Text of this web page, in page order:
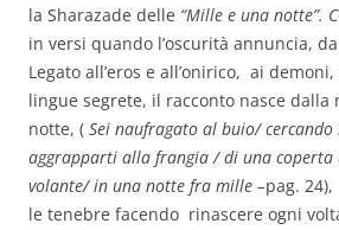
la Sharazade delle “Mille e una notte”. C
in versi quando l’oscurità annuncia,
Legato all’eros e all’onirico, ai
lingue segrete, il racconto nasce dalla
notte, ( Sei naufragato al buio/
aggrapparti alla frangia / di una coperta
volante/ in una notte fra mille –pag.
le tenebre facendo rinascere ogni